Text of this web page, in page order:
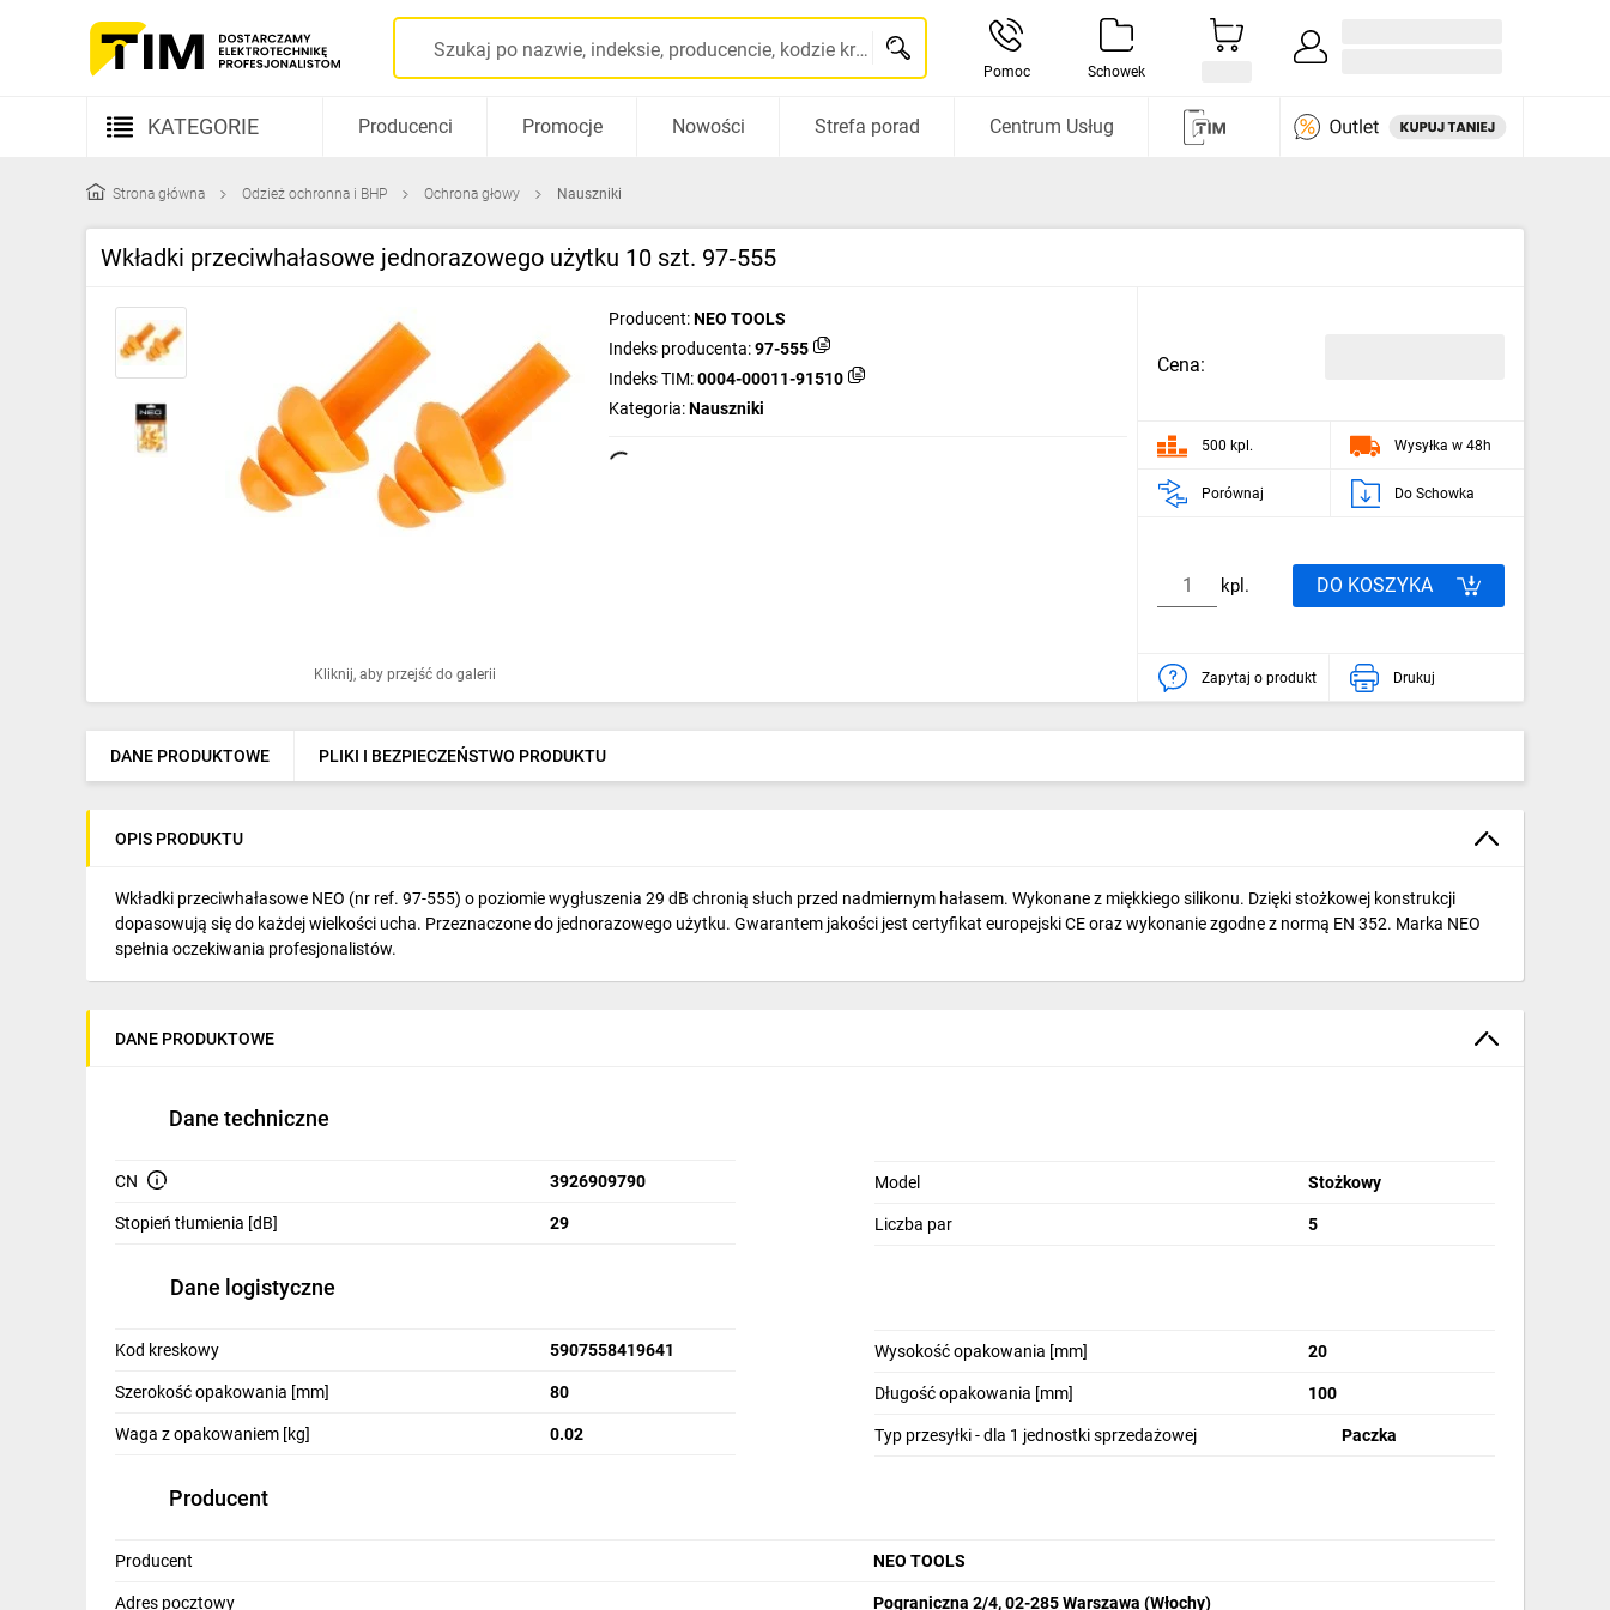
Szukaj po nazwie, indeksie, producencie, kodzie kreskowym...
Pomoc Schowek
KATEGORIE
Kable i przewody
Rozdzielnice i obudowy
Elementy prowadzenia kabli
Gniazda i łączniki
Oprawy oświetleniowe
Ogrzewanie
Elektronarzędzia i mierniki
Napędy elektryczne
Pneumatyka
Klimatyzacja
Inne
Budowa i Remont
Elektronika
Energetyka wiatrowa
Producenci Promocje Nowości Strefa porad Centrum Usług
Strona główna Odzież ochronna i BHP Ochrona głowy Nauszniki
Wkładki przeciwhałasowe jednorazowego użytku 10 szt. 97‑555
Kliknij, aby przejść do galerii
Producent:NEO TOOLS
Indeks producenta:97-555
Indeks TIM:0004-00011-91510
Kategoria:Nauszniki
Cena:
500 kpl. Wysyłka w 48h
Porównaj Do Schowka
kpl. DO KOSZYKA
Zapytaj o produkt Drukuj
DANE PRODUKTOWE PLIKI I BEZPIECZEŃSTWO PRODUKTU
OPIS PRODUKTU
Wkładki przeciwhałasowe NEO (nr ref. 97-555) o poziomie wygłuszenia 29 dB chronią słuch przed nadmiernym hałasem. Wykonane z miękkiego silikonu. Dzięki stożkowej konstrukcji
dopasowują się do każdej wielkości ucha. Przeznaczone do jednorazowego użytku. Gwarantem jakości jest certyfikat europejski CE oraz wykonanie zgodne z normą EN 352. Marka NEO
spełnia oczekiwania profesjonalistów.
DANE PRODUKTOWE
Dane techniczne
CN 3926909790
Stopień tłumienia [dB] 29
Model Stożkowy
Liczba par 5
Dane logistyczne
Kod kreskowy 5907558419641
Szerokość opakowania [mm] 80
Waga z opakowaniem [kg] 0.02
Wysokość opakowania [mm] 20
Długość opakowania [mm] 100
Typ przesyłki - dla 1 jednostki sprzedażowej Paczka
Producent
Producent NEO TOOLS
Adres pocztowy Pograniczna 2/4, 02-285 Warszawa (Włochy)